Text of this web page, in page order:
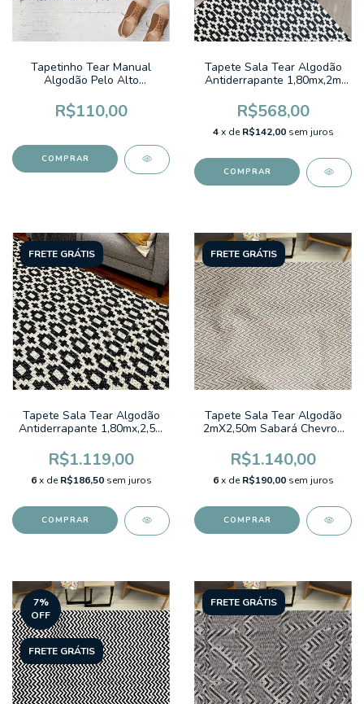
Tapetinho Tear Manual
Algodão Pelo Alto
Cinza
R$110,00
Tapete Sala Tear Algodão
Antiderrapante 1,80mx,2m
Preto
R$568,00
4 x deR$142,00 sem juros
FRETE GRÁTIS
Tapete Sala Tear Algodão
Antiderrapante 1,80mx,2,5m
Preto
R$1.119,00
6 x deR$186,50 sem juros
FRETE GRÁTIS
Tapete Sala Tear Algodão
2mX2,50m Sabará Chevron
R$1.140,00
6 x deR$190,00 sem juros
7%
OFF
FRETE GRÁTIS
FRETE GRÁTIS